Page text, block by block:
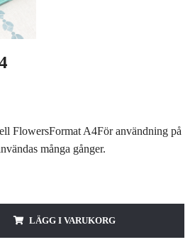
FlowersFormat A4För användning på
många gånger.
LÄGG I VARUKORG